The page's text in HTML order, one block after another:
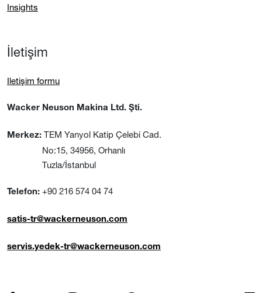
Insights
İletişim
Iletişim formu
Wacker Neuson Makina Ltd. Şti.
Merkez: TEM Yanyol Katip Çelebi Cad.
No:15, 34956, Orhanlı
Tuzla/İstanbul
Telefon: +90 216 574 04 74
satis-tr@wackerneuson.com
servis.yedek-tr@wackerneuson.com